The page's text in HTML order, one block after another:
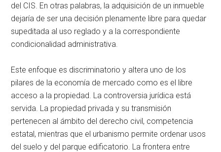
del CIS. En otras palabras, la adquisición de un inmueble
dejaría de ser una decisión plenamente libre para quedar
supeditada al uso reglado y a la correspondiente
condicionalidad administrativa.
Este enfoque es discriminatorio y altera uno de los
pilares de la economía de mercado como es el libre
acceso a la propiedad. La controversia jurídica está
servida. La propiedad privada y su transmisión
pertenecen al ámbito del derecho civil, competencia
estatal, mientras que el urbanismo permite ordenar usos
del suelo y del parque edificatorio. La frontera entre